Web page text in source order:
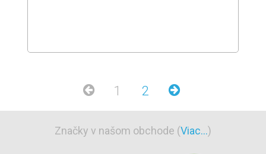
1 2
Značky v našom obchode (Viac...)